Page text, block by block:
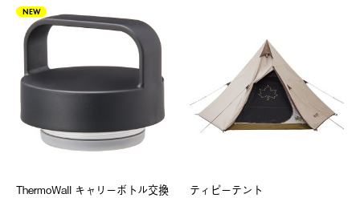
NEW
ThermoWall キャリーボトル交換
ティピーテント